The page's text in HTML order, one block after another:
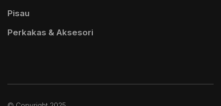
Pisau
Perkakas & Aksesori